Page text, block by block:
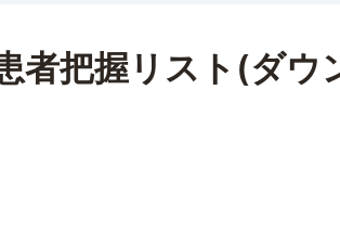
者把握リスト(ダウ